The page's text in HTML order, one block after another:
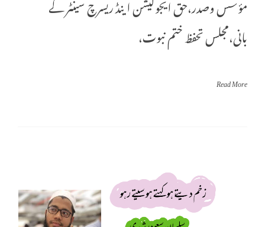
بانی،مجلس تحفظ ختم نبوت،
Read More